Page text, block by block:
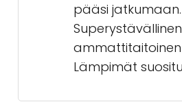
pääsi jatkumaan.
Lämpimät